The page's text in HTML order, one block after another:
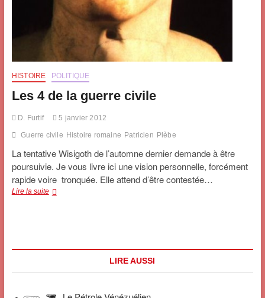
HISTOIRE POLITIQUE
Les 4 de la guerre civile
D. Furtif 5 janvier 2012
Guerre civile Histoire romaine Patricien Plèbe
La tentative Wisigoth de l’automne dernier demande à être
poursuivie. Je vous livre ici une vision personnelle, forcément
rapide voire tronquée. Elle attend d’être contestée…
Lire la suiteLes
LIRE AUSSI